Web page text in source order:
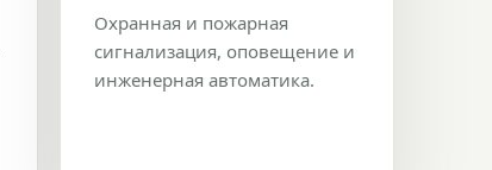
Охранная и пожарная
сигнализация, оповещение и
инженерная автоматика.